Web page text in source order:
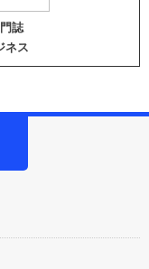
誌
ネス